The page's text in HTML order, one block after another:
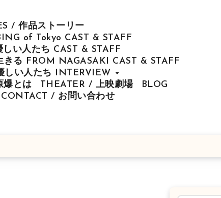
/ 作品ストーリー
of Tokyo CAST & STAFF
い人たち CAST & STAFF
きる FROM NAGASAKI CAST & STAFF
い人たち INTERVIEW
爆とは
THEATER / 上映劇場
BLOG
CONTACT / お問い合わせ